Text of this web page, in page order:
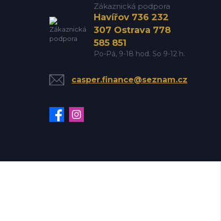
Zákaznická podpora
Havířov 736 232
307 Ostrava 778
585 851
Po-Pá, 9-18 hod. So 9-12 h.
casper.finance@seznam.cz